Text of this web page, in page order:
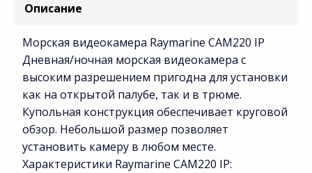
Описание
Морская видеокамера Raymarine CAM220 IP
Дневная/ночная морская видеокамера с
высоким разрешением пригодна для установки
как на открытой палубе, так и в трюме.
Купольная конструкция обеспечивает круговой
обзор. Небольшой размер позволяет
установить камеру в любом месте.
Характеристики Raymarine CAM220 IP: